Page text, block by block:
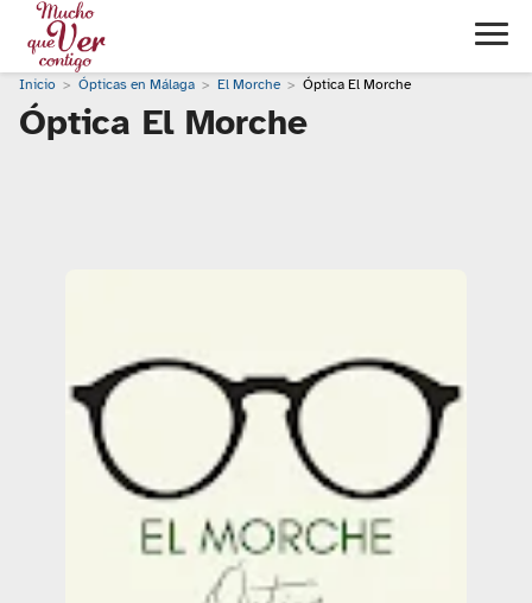
Inicio Ópticas en Málaga El Morche Óptica El Morche
Óptica El Morche